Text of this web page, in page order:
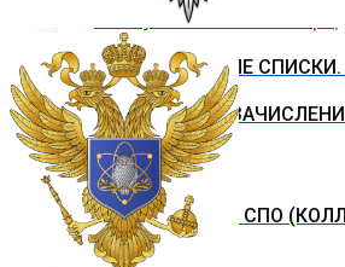
Поступление на базе
РЕЙТИНГОВЫЕ
ПРИКАЗЫ О
ПРОГРАММЫ СПО